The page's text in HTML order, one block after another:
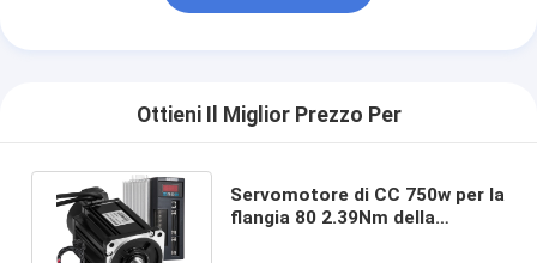
Ottieni Il Miglior Prezzo Per
Servomotore di CC 750w per la
flangia 80 2.39Nm della